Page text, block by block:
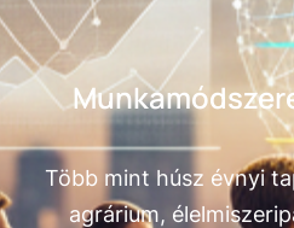
Több mint húsz évnyi
agrárium,